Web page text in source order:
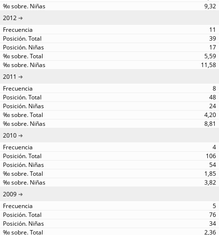
9,32
2012
11
39
17
5,59
11,58
2011
8
48
24
4,20
8,81
2010
4
106
54
1,85
3,82
2009
5
76
34
2,36